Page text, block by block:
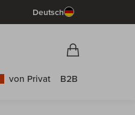
Deutsch
von Privat B2B